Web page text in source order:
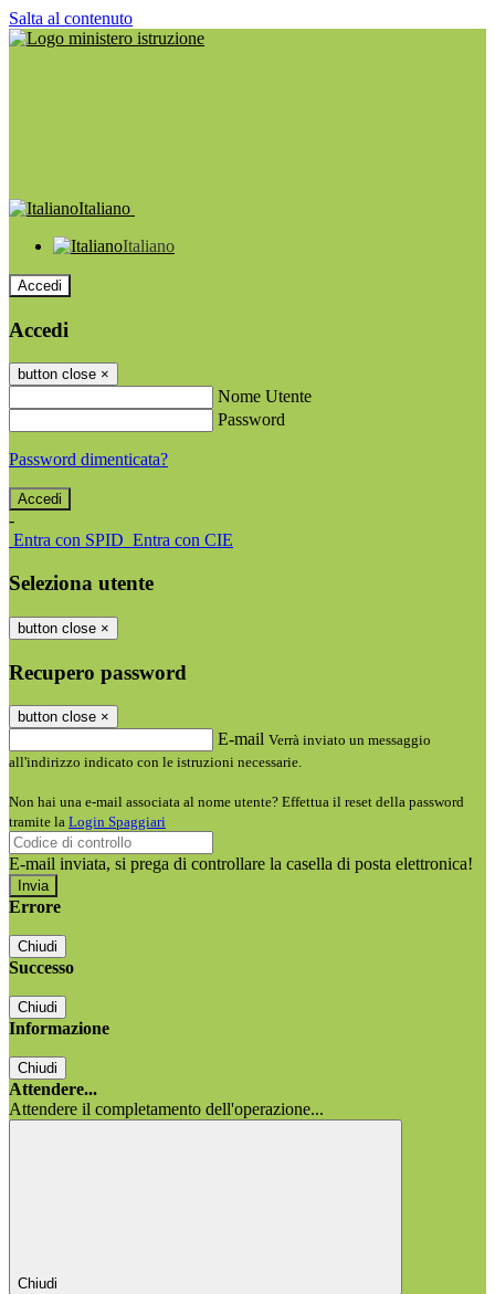
Salta al contenuto
Italiano
Italiano
Accedi
Accedi
button close ×
Nome Utente
Password
Password dimenticata?
-
Entra con SPID Entra con CIE
Seleziona utente
button close ×
Recupero password
button close ×
E-mail Verrà inviato un messaggio
all'indirizzo indicato con le istruzioni necessarie.
Non hai una e-mail associata al nome utente? Effettua il reset della password
tramite la Login Spaggiari
E-mail inviata, si prega di controllare la casella di posta elettronica!
Errore
Chiudi
Successo
Chiudi
Informazione
Chiudi
Attendere...
Attendere il completamento dell'operazione...
Chiudi